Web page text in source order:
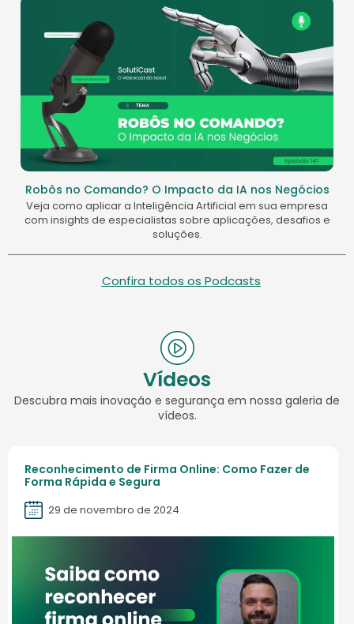
Robôs no Comando? O Impacto da IA nos Negócios
Veja como aplicar a Inteligência Artificial em sua empresa
com insights de especialistas sobre aplicações, desafios e
soluções.
Confira todos os Podcasts
Vídeos
Descubra mais inovação e segurança em nossa galeria de
vídeos.
Reconhecimento de Firma Online: Como Fazer de
Forma Rápida e Segura
29 de novembro de 2024